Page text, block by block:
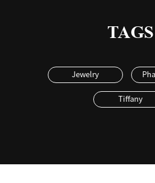
TAGS
Jewelry
Tiffany